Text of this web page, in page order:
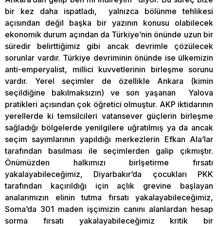
bir kez daha ispatladı, yalnızca bölünme tehlikesi
açısından değil başka bir yazının konusu olabilecek
ekonomik durum açından da Türkiye’nin önünde uzun bir
süredir belirttiğimiz gibi ancak devrimle çözülecek
sorunlar vardır. Türkiye devriminin önünde ise ülkemizin
anti-emperyalist, millici kuvvetlerinin birleşme sorunu
vardır. Yerel seçimler de özellikle Ankara (kimin
seçildiğine bakılmaksızın) ve son yaşanan Yalova
pratikleri açısından çok öğretici olmuştur. AKP iktidarının
yerellerde ki temsilcileri vatansever güçlerin birleşme
sağladığı bölgelerde yenilgilere uğratılmış ya da ancak
seçim sayımlarının yapıldığı merkezlerin Efkan Ala’lar
tarafından basılması ile seçimlerden galip çıkmıştır.
Önümüzden halkımızı birlşetirme fırsatı
yakalayabileceğimiz, Diyarbakır’da çocukları PKK
tarafından kaçırıldığı için açlık grevine başlayan
analarımızın elinin tutma fırsatı yakalayabileceğimiz,
Soma’da 301 maden işçimizin canını alanlardan hesap
sorma fırsatı yakalayabileceğimiz kritik bir